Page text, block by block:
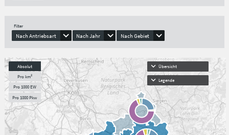
Filter
Nach Antriebsart Nach Jahr Nach Gebiet
Absolut
Pro km²
Pro 1000 EW
Pro 1000 Pkw
Übersicht
Legende